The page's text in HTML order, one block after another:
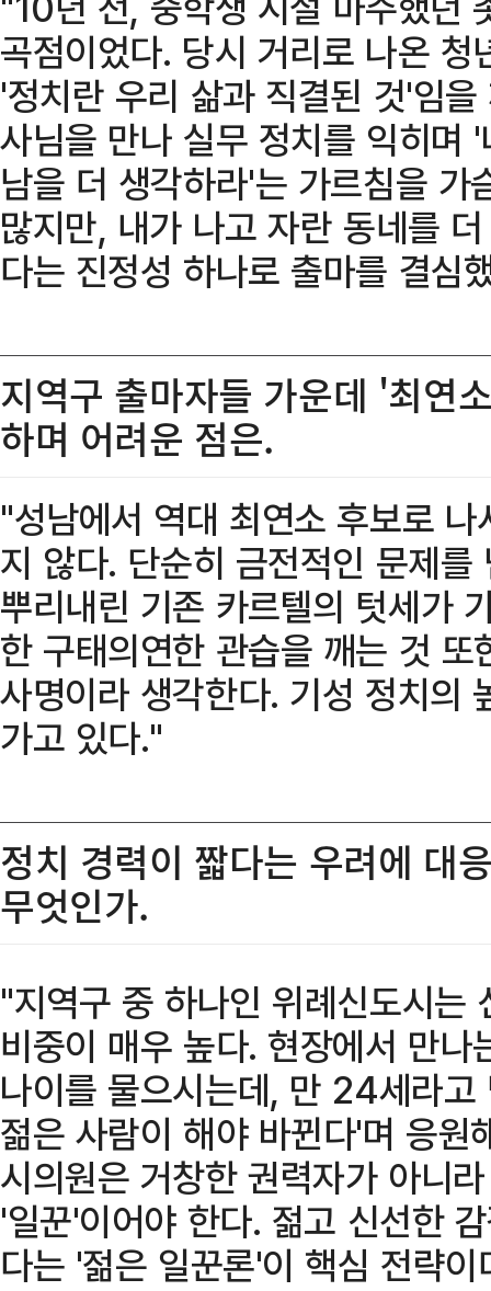
곡점이었다. 당시 거리로 나온
'정치란 우리 삶과 직결된 것'임
사님을 만나 실무 정치를 익히며
남을 더 생각하라'는 가르침을
많지만, 내가 나고 자란 동네를
다는 진정성 하나로 출마를 결심
지역구 출마자들 가운데 '최연
하며 어려운 점은.
"성남에서 역대 최연소 후보로
지 않다. 단순히 금전적인 문제
뿌리내린 기존 카르텔의 텃세가
한 구태의연한 관습을 깨는 것
사명이라 생각한다. 기성 정치의
가고 있다."
정치 경력이 짧다는 우려에 대
무엇인가.
"지역구 중 하나인 위례신도시는
비중이 매우 높다. 현장에서 만
나이를 물으시는데, 만 24세라
젊은 사람이 해야 바뀐다'며 응원
시의원은 거창한 권력자가 아니
'일꾼'이어야 한다. 젊고 신선한
다는 '젊은 일꾼론'이 핵심 전략이